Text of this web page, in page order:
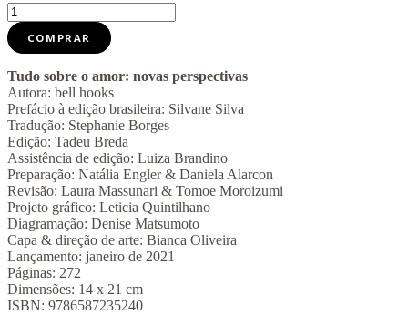
Tudo
sobre
o
amor
quantidade
COMPRAR
Tudo sobre o amor: novas perspectivas
Autora: bell hooks
Prefácio à edição brasileira: Silvane Silva
Tradução: Stephanie Borges
Edição: Tadeu Breda
Assistência de edição: Luiza Brandino
Preparação: Natália Engler & Daniela Alarcon
Revisão: Laura Massunari & Tomoe Moroizumi
Projeto gráfico: Leticia Quintilhano
Diagramação: Denise Matsumoto
Capa & direção de arte: Bianca Oliveira
Lançamento: janeiro de 2021
Páginas: 272
Dimensões: 14 x 21 cm
ISBN: 9786587235240